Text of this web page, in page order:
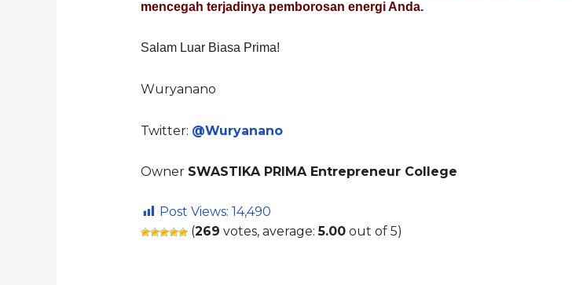
mencegah terjadinya pemborosan energi Anda.
Salam Luar Biasa Prima!
Wuryanano
Twitter: @Wuryanano
Owner SWASTIKA PRIMA Entrepreneur College
Post Views: 14,490
(269 votes, average:5.00out of 5)